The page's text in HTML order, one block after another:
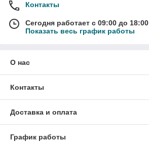
Контакты
Сегодня работает с 09:00 до 18:00
Показать весь график работы
О нас
Контакты
Доставка и оплата
График работы